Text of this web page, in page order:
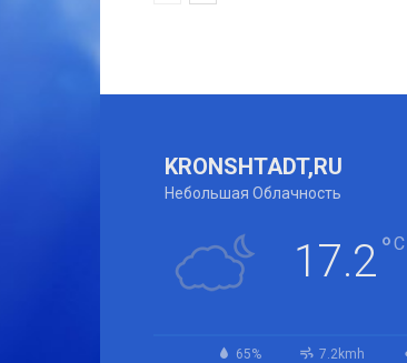
KRONSHTADT,RU
Небольшая Облачность
17.2°C
65% 7.2kmh